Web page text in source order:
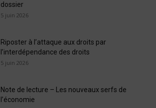
dossier
5 juin 2026
Riposter à l’attaque aux droits par
l’interdépendance des droits
5 juin 2026
Note de lecture – Les nouveaux serfs de
l’économie